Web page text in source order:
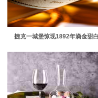
捷克一城堡惊现1892年滴金甜白